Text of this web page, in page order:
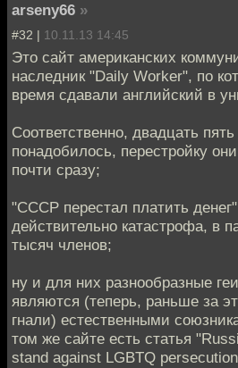
arseny66 »
#32 | 10.11.13 14:45
Это сайт американских
наследник "Daily Worker", по
время сдавали английский в
Соответственно, двадцать
понадобилось, перестройку
почти сразу;
"СССР перестал платить
действительно катастрофа, в
тысяч членов;
ну и для них разнообразные
являются (теперь, раньше за
гнали) естественными
том же сайте есть статья
stand against LGBTQ